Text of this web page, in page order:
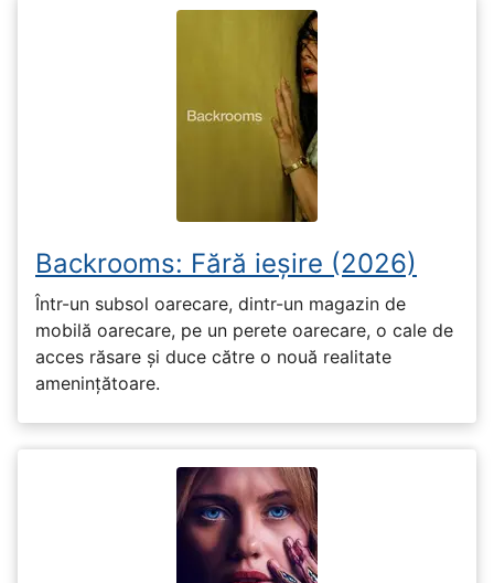
Backrooms: Fără ieșire (2026)
Într-un subsol oarecare, dintr-un magazin de
mobilă oarecare, pe un perete oarecare, o cale de
acces răsare și duce către o nouă realitate
amenințătoare.